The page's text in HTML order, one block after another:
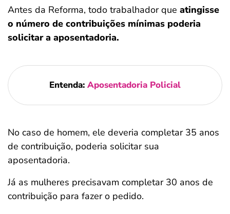
Antes da Reforma, todo trabalhador que atingisse
o número de contribuições mínimas poderia
solicitar a aposentadoria.
Entenda: Aposentadoria Policial
No caso de homem, ele deveria completar 35 anos
de contribuição, poderia solicitar sua
aposentadoria.
Já as mulheres precisavam completar 30 anos de
contribuição para fazer o pedido.